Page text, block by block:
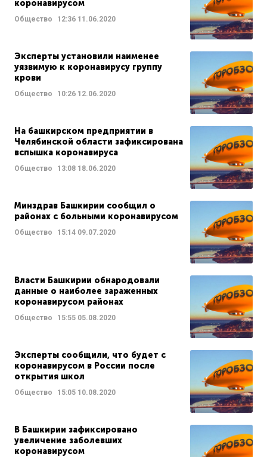
коронавирусом
Общество 12:36 11.06.2020
Эксперты установили наименее
уязвимую к коронавирусу группу
крови
Общество 10:26 12.06.2020
На башкирском предприятии в
Челябинской области зафиксирована
вспышка коронавируса
Общество 13:08 18.06.2020
Минздрав Башкирии сообщил о
районах с больными коронавирусом
Общество 15:14 09.07.2020
Власти Башкирии обнародовали
данные о наиболее зараженных
коронавирусом районах
Общество 15:55 05.08.2020
Эксперты сообщили, что будет с
коронавирусом в России после
открытия школ
Общество 15:05 10.08.2020
В Башкирии зафиксировано
увеличение заболевших
коронавирусом